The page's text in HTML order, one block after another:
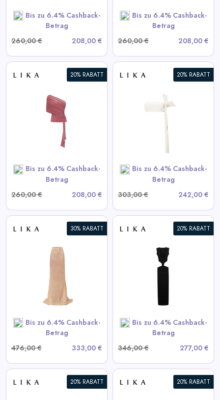
Bis zu 6.4% Cashback-
Betrag
260,00 €
208,00 €
Bis zu 6.4% Cashback-
Betrag
260,00 €
208,00 €
20% RABATT
Bis zu 6.4% Cashback-
Betrag
260,00 €
208,00 €
20% RABATT
Bis zu 6.4% Cashback-
Betrag
303,00 €
242,00 €
Weißes Lederoberteil
View All LIKA Deals
30% RABATT
Bis zu 6.4% Cashback-
Betrag
476,00 €
333,00 €
20% RABATT
Bis zu 6.4% Cashback-
Betrag
346,00 €
277,00 €
Schwarzes Kleid mit
Taillenausschnitten
View All LIKA Deals
SHOP NOW
20% RABATT 20% RABATT